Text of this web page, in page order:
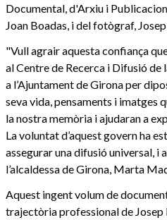
Documental, d'Arxiu i
Joan Boadas, i del fotògraf,
"Vull agrair aquesta confiança
al Centre de Recerca i Difusió de
a l’Ajuntament de Girona per
seva vida, pensaments i imatges
la nostra memòria i ajudaran a
La voluntat d’aquest govern ha
assegurar una difusió universal, i
l’alcaldessa de Girona, Marta
Aquest ingent volum de
trajectòria professional de Josep